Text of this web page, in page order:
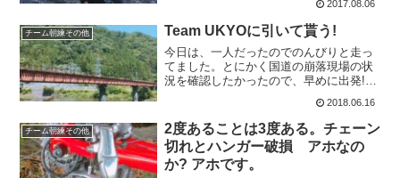
プレです。どんだけはめるのに固いんで
しょうか?練習で使うには勿体ないような
値段がしますね。転がり抵...
2017.08.06
チーム朝練その他 Team UKYOに引いて貰う!
今日は、一人だったのでのんびりと走っ
てました。とにかく国道の崩落現場の状
況を確認したかったので、早めに出発!気
温低めで向かい風。19度くらいあるので
すが、風が冷たくレッグウォーマーは大
正解でした。タンタンと走る国道の崩落
に伴い、一部区間の高...
2018.06.16
チーム朝練その他
2度あることは3度ある。チェーン
切れとハンガー破損 アホなの
か? アホです。